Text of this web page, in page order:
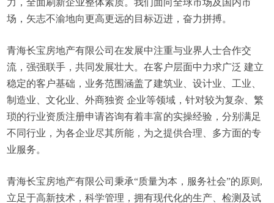
力，全面刷新企业整体素质。我们面向全球市场及国内市
场，矢志不渝地向更高更远的目标迈进，奋力拼搏。
青海长宝房地产有限公司在发展中注重与业界人士合作交
流，强强联手，共同发展壮大。在客户层面中力求广泛 建立
稳定的客户基础，业务范围涵盖了建筑业、设计业、工业、
制造业、文化业、外商独资 企业等领域，针对较为复杂、繁
琐的行业资质注册申请咨询有着丰富的实操经验，分别满足
不同行业，为各企业尽其所能，为之提供合理、多方面的专
业服务。
青海长宝房地产有限公司秉承“质量为本，服务社会”的原则,
立足于高新技术，科学管理，拥有现代化的生产、检测及试